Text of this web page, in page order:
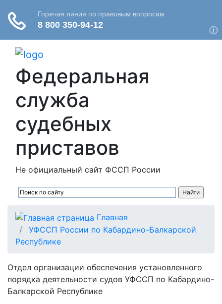
Федеральная
служба
судебных
приставов
Не официальный сайт ФССП России
Главная
УФССП России по Кабардино-Балкарской
Республике
Отдел организации обеспечения установленного
порядка деятельности судов УФССП по Кабардино-
Балкарской Республике